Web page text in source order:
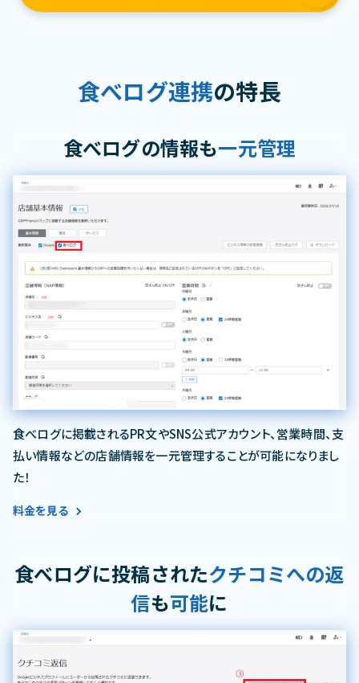
食べログ連携の特長
食べログの情報も一元管理
食べログに掲載されるPR文やSNS公式アカウント、営業時間、支
払い情報などの店舗情報を一元管理することが可能になりまし
た！
料金を見る
食べログに投稿されたクチコミへの返
信も可能に